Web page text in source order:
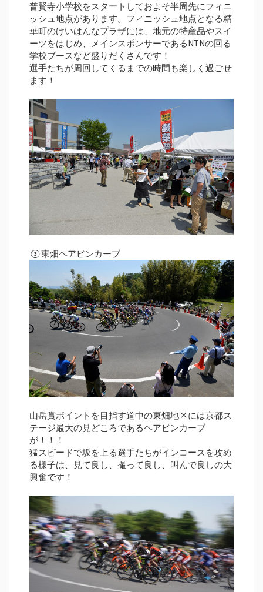
普賢寺小学校をスタートしておよそ半周先にフィニ
ッシュ地点があります。フィニッシュ地点となる精
華町のけいはんなプラザには、地元の特産品やスイ
ーツをはじめ、メインスポンサーであるNTNの回る
学校ブースなど盛りだくさんです！
選手たちが周回してくるまでの時間も楽しく過ごせ
ます！
③東畑ヘアピンカーブ
山岳賞ポイントを目指す道中の東畑地区には京都ス
テージ最大の見どころであるヘアピンカーブ
が！！！
猛スピードで坂を上る選手たちがインコースを攻め
る様子は、見て良し、撮って良し、叫んで良しの大
興奮です！